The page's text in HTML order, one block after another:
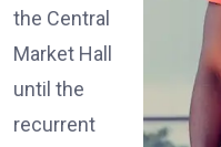
the Central
Market Hall
until the
recurrent